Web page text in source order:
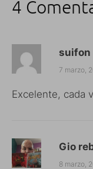
4
suifon
7 marzo,
Excelente, cada
Gio
8 marzo,